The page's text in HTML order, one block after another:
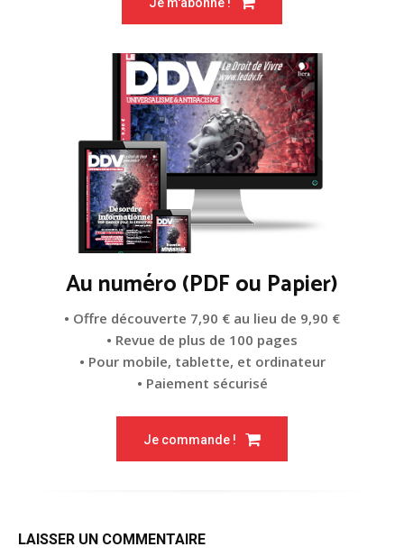
Je m'abonne !
Au numéro (PDF ou Papier)
• Offre découverte 7,90 € au lieu de 9,90 €
• Revue de plus de 100 pages
• Pour mobile, tablette, et ordinateur
• Paiement sécurisé
Je commande !
LAISSER UN COMMENTAIRE